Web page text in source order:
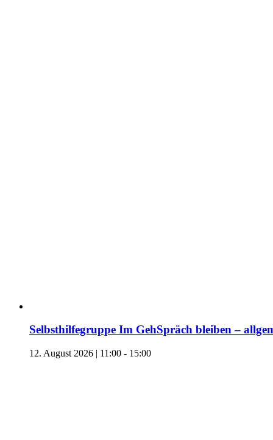
Selbsthilfegruppe Im GehSpräch bleiben –
12. August 2026 | 11:00 - 15:00